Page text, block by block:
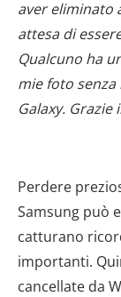
aver eliminato
attesa di
Qualcuno ha
mie foto senza
Galaxy. Grazie
Perdere
Samsung può
catturano
importanti.
cancellate da